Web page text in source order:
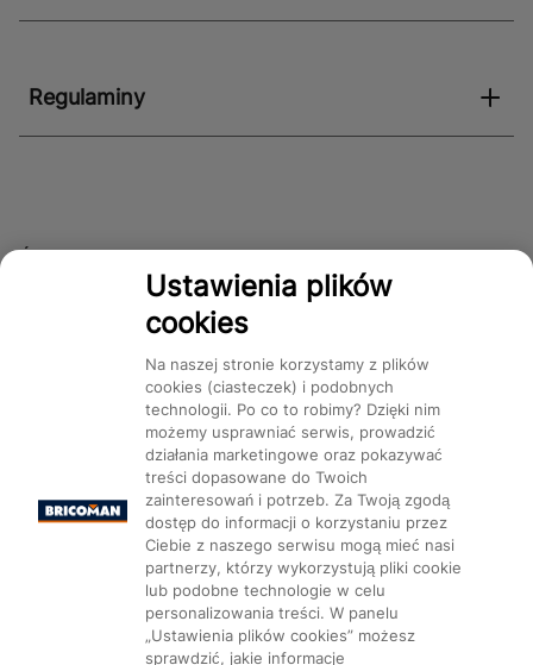
Regulaminy
Śledź nas!
Mapa Strony: Kategorie Produkty Marki CMS
Ustawienia plików cookie
Ustawienia plików
cookies
Na naszej stronie korzystamy z plików
cookies (ciasteczek) i podobnych
technologii. Po co to robimy? Dzięki nim
możemy usprawniać serwis, prowadzić
działania marketingowe oraz pokazywać
treści dopasowane do Twoich
zainteresowań i potrzeb. Za Twoją zgodą
dostęp do informacji o korzystaniu przez
Ciebie z naszego serwisu mogą mieć nasi
partnerzy, którzy wykorzystują pliki cookie
lub podobne technologie w celu
personalizowania treści. W panelu
„Ustawienia plików cookies” możesz
sprawdzić, jakie informacje